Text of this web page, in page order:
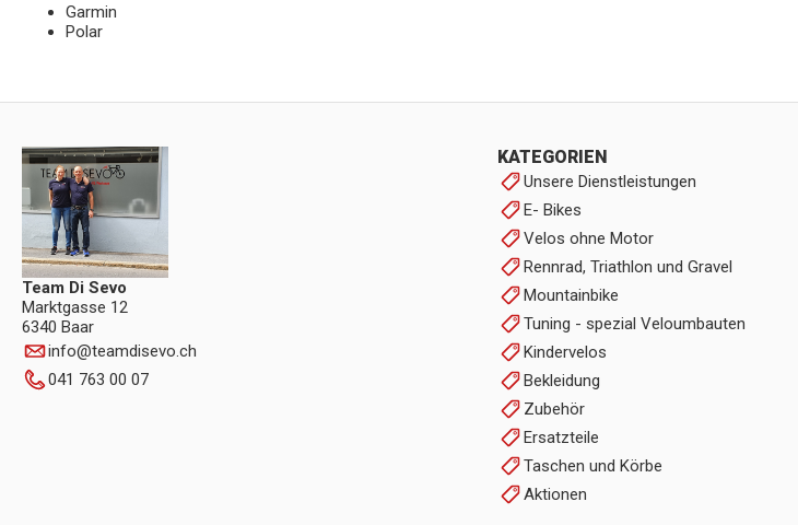
Garmin
Polar
Team Di Sevo
Marktgasse 12
6340 Baar
info@teamdisevo.ch
041 763 00 07
KATEGORIEN
Unsere Dienstleistungen
E- Bikes
Velos ohne Motor
Rennrad, Triathlon und Gravel
Mountainbike
Tuning - spezial Veloumbauten
Kindervelos
Bekleidung
Zubehör
Ersatzteile
Taschen und Körbe
Aktionen